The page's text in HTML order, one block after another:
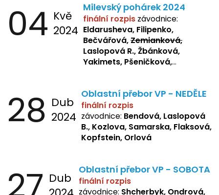
04 Kvě
2024
Milevský pohárek 2024
finální rozpis závodnice:
Eldarusheva, Filipenko,
Bečvářová,Zemianková,
Laslopová R., Žbánková,
Yakimets, Pšeničková,
28 Dub
2024
Oblastní přebor VP - NEDĚLE
finální rozpis
závodnice: Bendová, Laslopová
B., Kozlova, Samarska, Flaksová,
Kopfstein, Orlová
27 Dub
Oblastní přebor VP - SOBOTA
finální rozpis
závodnice: Shcherbyk, Ondrová,